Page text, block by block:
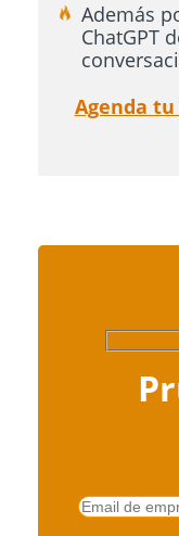
Además
ChatGPT
Agenda